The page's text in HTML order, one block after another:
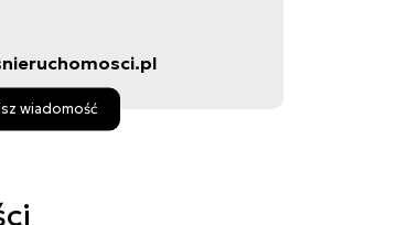
wiadomość